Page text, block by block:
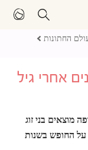
החתונות
אחרי גיל
מוצאים בני זוג
לוותר על החופש בשנות